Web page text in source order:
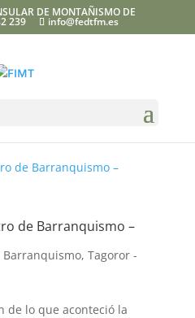
DE MONTAÑISMO DE
239 info@fedtfm.es
de Barranquismo –
Barranquismo, Tagoror -
de lo que aconteció la